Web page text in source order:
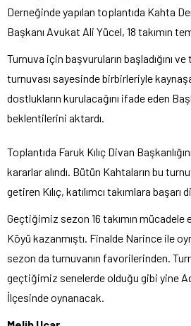
Derneğinde yapılan toplantıda Kahta
Başkanı Avukat Ali Yücel, 18 takımın
Turnuva için başvuruların başladığını
turnuvası sayesinde birbirleriyle
dostlukların kurulacağını ifade eden
beklentilerini aktardı.
Toplantıda Faruk Kılıç Divan
kararlar alındı. Bütün Kahtaların bu
getiren Kılıç, katılımcı takımlara
Geçtiğimiz sezon 16 takımın
Köyü kazanmıştı. Finalde Narince ile
sezon da turnuvanın favorilerinden.
geçtiğimiz senelerde olduğu gibi yine
İlçesinde oynanacak.